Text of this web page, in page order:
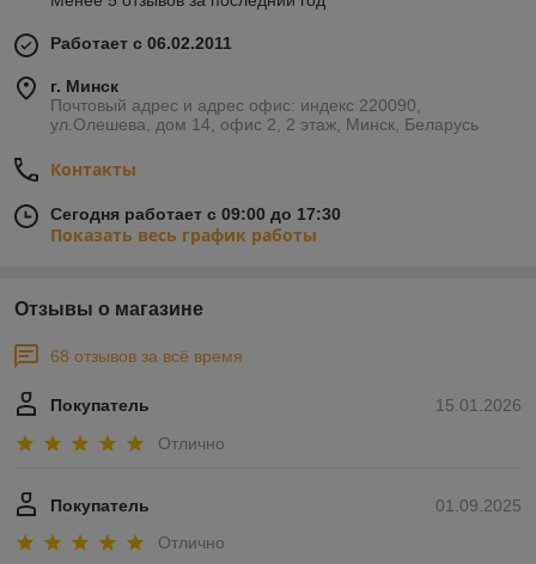
Работает с 06.02.2011
г. Минск
Почтовый адрес и адрес офис: индекс 220090,
ул.Олешева, дом 14, офис 2, 2 этаж, Минск, Беларусь
Контакты
Сегодня работает с 09:00 до 17:30
Показать весь график работы
Отзывы о магазине
68 отзывов за всё время
15.01.2026
Покупатель
Отлично
01.09.2025
Покупатель
Отлично